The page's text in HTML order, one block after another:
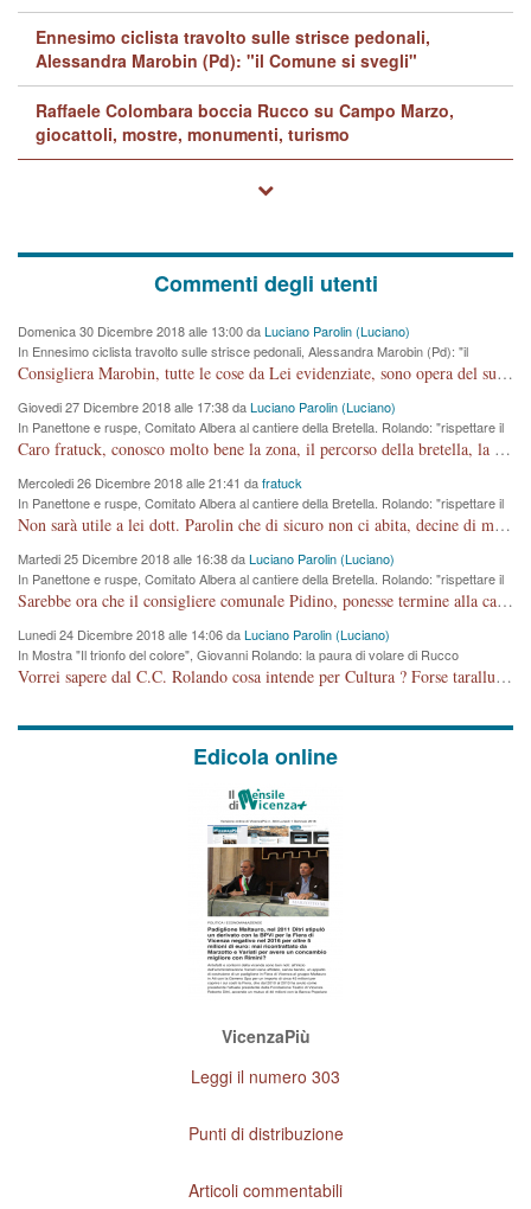
Ennesimo ciclista travolto sulle strisce pedonali,
Alessandra Marobin (Pd): "il Comune si svegli"
Raffaele Colombara boccia Rucco su Campo Marzo,
giocattoli, mostre, monumenti, turismo
Commenti degli utenti
Domenica 30 Dicembre 2018 alle 13:00 daLuciano Parolin (Luciano)
In Ennesimo ciclista travolto sulle strisce pedonali, Alessandra Marobin (Pd): "il
Comune si svegli"
Consigliera Marobin, tutte le cose da Lei evidenziate, sono opera del suo ex Assessore e compagno di Partito Antonio Marco Dalla Pozza Assessore alla "progettazione" di piste ciclabili e altre porcherie. A lui manderei il conto da saldare per incidenti e danni alle persone. E' ora che "finiamola." Avete perso rassegnatevi. qui IL SINDACO RUCCO NON C'ENTRA PER NIENTE. CAPITO!!!!!!!! Amen.
Giovedi 27 Dicembre 2018 alle 17:38 daLuciano Parolin (Luciano)
In Panettone e ruspe, Comitato Albera al cantiere della Bretella. Rolando: "rispettare il
cronoprogramma"
Caro fratuck, conosco molto bene la zona, il percorso della bretella, la situazione dei cittadini, abito in Viale Trento. A partire dal 2003 ho partecipato al Comitato di Maddalene pro bretella, e a riunioni propositive per apportare modifiche al progetto. Numerose mie foto del territorio sono arrivate a Roma, altri miei interventi (non graditi dalla Sx) sono stati pubblicati dal GdV, assieme ad altri come Ciro Asproso, ora favorevole alla bretella. Ho partecipato alla raccolta firme per la chiusura della strada x 5 giorni eseguita dal Sindaco Hullwech per sforamento 180 Micro/g. Pertanto come impegno per la tematica sono apposto con la coscienza. Ora il Progetto è partito, fine! Voglio dire che la nuova Giunta "comunale" non c'entra più. L'opera sarà "malauguratamente" eseguita, ma non con il mio placet. Il Consigliere Comunale dovrebbe capire che la campagna elettorale è finita, con buona pace di tutti. Quello che invece dovrebbe interessare è la proprietà della strada, dall'uscita autostradale Ovest, sino alla Rotatoria dell'Albara, vi sono tre possessori: Autostrade SpA; La Provincia, il Comune. Come la mettiamo per il futuro ? I costi, da 50 sono saliti a 100 milioni di € come dire 20 milioni a KM (!) da non credere. Comunque si farà. Ma nessuno canti Vittoria, anzi meglio non farne un ulteriore fatto "partitico" per questioni elettorali o di seggio. Se mi manda la sua mail, sono disponibile ad inviare i documenti e le foto sopra descritte. Con ossequi, Luciano Parolin
Mercoledi 26 Dicembre 2018 alle 21:41 dafratuck
In Panettone e ruspe, Comitato Albera al cantiere della Bretella. Rolando: "rispettare il
cronoprogramma"
Non sarà utile a lei dott. Parolin che di sicuro non ci abita, decine di migliaia di TIR, automobili e padroncini che passano quotidianamente per una strada appena rotabile, non è più possibile stendere i panni, attraversare la strada senza rischiare la morte, le case stanno crepando, i tempi sono cambiati e la bretella non passerà assolutamente per maddalene (ma cosa sta a dire?!), dia invece responsabilità a chi ha costruito tagliando la strada che doveva invece terminare a isola vicentina e non al moracchino lasciando Motta di Costabissara ancora in panne di traffico. I tempi sono cambiati dottore e se l'anagrafe della vita stagna nell'essere umano impressioni conservatrici, la società non le considera perchè va avanti, si industrializza e ha bisogno di infrastrutture e di sviluppo. Ultima considerazione, se è geloso di Rolando perchè vede in lui solo campagne politiche mentre si difendono i SOLI diritti dei cittadini, la preghiamo faccia considerazioni più appropriate. Saluti e complimenti per i suoi scritti.
Martedi 25 Dicembre 2018 alle 16:38 daLuciano Parolin (Luciano)
In Panettone e ruspe, Comitato Albera al cantiere della Bretella. Rolando: "rispettare il
cronoprogramma"
Sarebbe ora che il consigliere comunale Pidino, ponesse termine alla campagna elettorale nel territorio del suo seggio Villaggio del Sole. La tiraca è iniziata, distruggerà 6 km di prateria ovest della città, ricca di fonti e sorgenti d'acqua. I cittadini di Maddalene non avranno più Pace la notte. Molta colpa per la costruzione di questa Strada è proprio del signor Rolando,dei suoi gazebo mobili e che vuol far passare questa opera VANDALICA come progetto "utile" a chi ? Non è cosa seria sig. Rolando!
Lunedi 24 Dicembre 2018 alle 14:06 daLuciano Parolin (Luciano)
In Mostra "Il trionfo del colore", Giovanni Rolando: la paura di volare di Rucco
Vorrei sapere dal C.C. Rolando cosa intende per Cultura ? Forse tarallucci, vino e sagre, o spaghetti tricolori del PD ? Il continuo (s)parlare della mostra a Palazzo Chiericati caro consigliere DANNEGGIA FORTEMENTE l'immagine della città TUTTA e fa deviare i consensi che in RUSSIA (badi bene ex U.R.S.S.) sono ECCELLENTI. A livello artistico l'evento è di alta Valenza culturale, COMPITO di Tutta la Cittadinanza fare il possibile per propagandare l'iniziativa senza farne UN CASO PARTITICO come fa Lei da sempre. Meno Gazebo + Partecipazione! E così sia. Amen.
Edicola online
VicenzaPiù
Leggi il numero 303
Punti di distribuzione
Articoli commentabili